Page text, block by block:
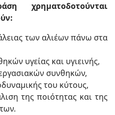
χρηματοδοτούνται
των αλιέων πάνω στα
υγείας και υγιεινής,
συνθηκών,
του κύτους,
της ποιότητας και της